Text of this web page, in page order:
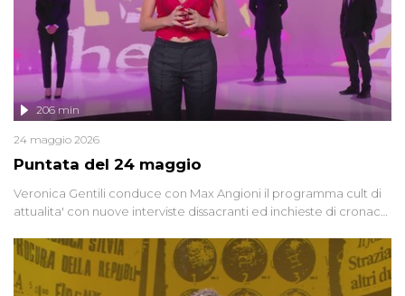
Puntata del 24 maggio
206 min
24 maggio 2026
Veronica Gentili conduce con Max Angioni il programma cult di
attualita' con nuove interviste dissacranti ed inchieste di cronaca